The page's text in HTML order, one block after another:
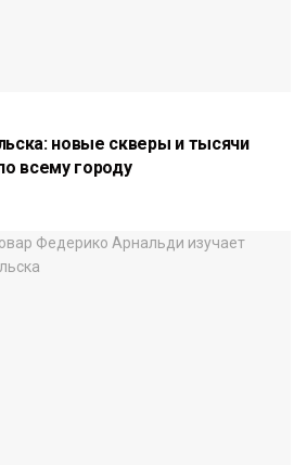
новые скверы и тысячи
всему городу